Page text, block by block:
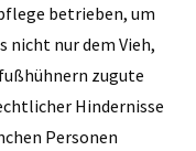
betrieben, um
nicht nur dem Vieh,
zugute
Hindernisse
Personen